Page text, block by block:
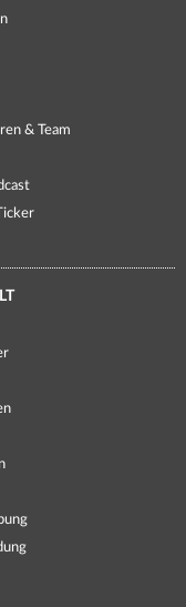
& Team